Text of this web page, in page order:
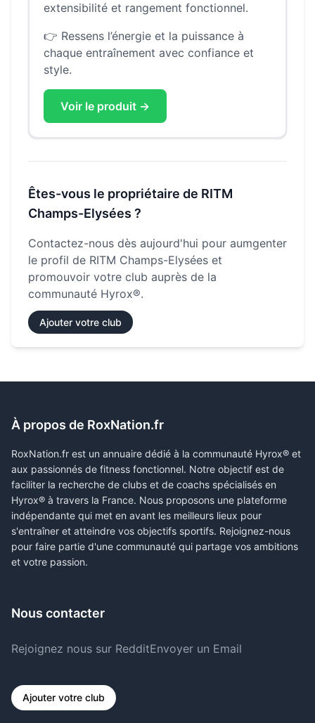
extensibilité et rangement fonctionnel.
👉 Ressens l’énergie et la puissance à
chaque entraînement avec confiance et
style.
Voir le produit →
Êtes-vous le propriétaire de RITM
Champs-Elysées ?
Contactez-nous dès aujourd'hui pour aumgenter
le profil de RITM Champs-Elysées et
promouvoir votre club auprès de la
communauté Hyrox®.
Ajouter votre club
À propos de RoxNation.fr
RoxNation.fr est un annuaire dédié à la communauté Hyrox® et
aux passionnés de fitness fonctionnel. Notre objectif est de
faciliter la recherche de clubs et de coachs spécialisés en
Hyrox® à travers la France. Nous proposons une plateforme
indépendante qui met en avant les meilleurs lieux pour
s'entraîner et atteindre vos objectifs sportifs. Rejoignez-nous
pour faire partie d'une communauté qui partage vos ambitions
et votre passion.
Nous contacter
Rejoignez nous sur RedditEnvoyer un Email
Ajouter votre club